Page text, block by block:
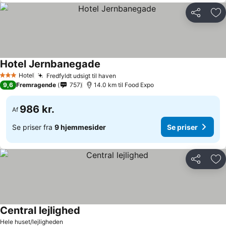
Del
3 StjernerHotel Fredfyldt udsigt til haven
Hotel Jernbanegade
9,6 Fremragende 757 14.0 km til Food Expo
Af 986 kr.
Se priser fra 9 hjemmesider Se priser
Del
Hele huset/lejligheden
Central lejlighed